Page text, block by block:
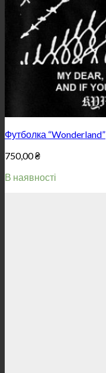
Футболка “Wonderland”
750,00₴
В наявності